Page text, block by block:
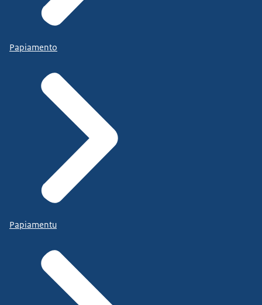
Papiamento
Papiamentu